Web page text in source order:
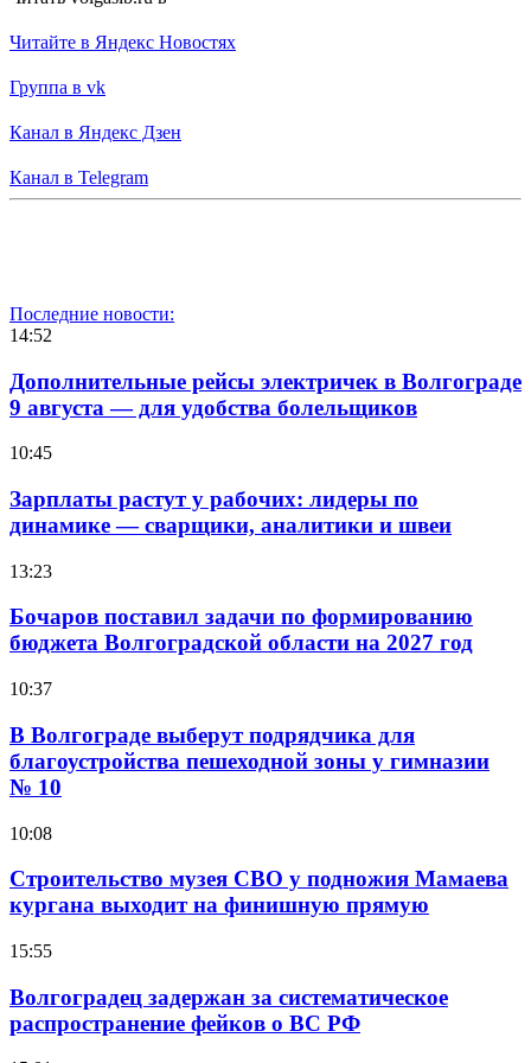
Читайте в Яндекс Новостях
Группа в vk
Канал в Яндекс Дзен
Канал в Telegram
Последние новости:
14:52
Дополнительные рейсы электричек в Волгограде
9 августа — для удобства болельщиков
10:45
Зарплаты растут у рабочих: лидеры по
динамике — сварщики, аналитики и швеи
13:23
Бочаров поставил задачи по формированию
бюджета Волгоградской области на 2027 год
10:37
В Волгограде выберут подрядчика для
благоустройства пешеходной зоны у гимназии
№ 10
10:08
Строительство музея СВО у подножия Мамаева
кургана выходит на финишную прямую
15:55
Волгоградец задержан за систематическое
распространение фейков о ВС РФ